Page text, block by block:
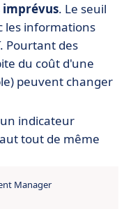
imprévus. Le seuil
les informations
Pourtant des
du coût d'une
peuvent changer
indicateur
tout de même
Manager